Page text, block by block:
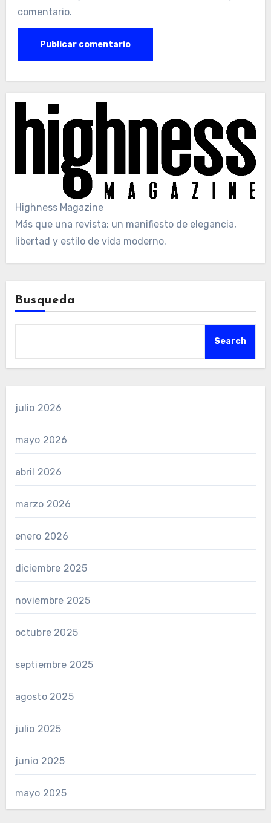
comentario.
Highness Magazine
Más que una revista: un manifiesto de elegancia,
libertad y estilo de vida moderno.
Busqueda
Search
julio 2026
mayo 2026
abril 2026
marzo 2026
enero 2026
diciembre 2025
noviembre 2025
octubre 2025
septiembre 2025
agosto 2025
julio 2025
junio 2025
mayo 2025